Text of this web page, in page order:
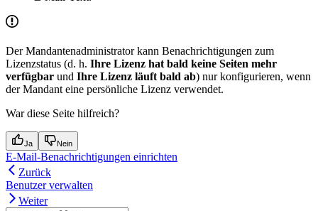
Der Mandantenadministrator kann Benachrichtigungen zum
Lizenzstatus (d. h. Ihre Lizenz hat bald keine Seiten mehr
verfügbar und Ihre Lizenz läuft bald ab) nur konfigurieren, wenn
der Mandant eine persönliche Lizenz verwendet.
War diese Seite hilfreich?
Ja Nein
E-Mail-Benachrichtigungen einrichten
Zurück
Benutzer verwalten
Weiter